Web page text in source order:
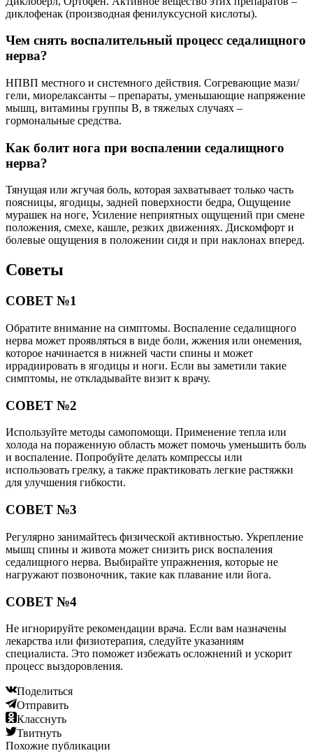
диклофенак (производная фенилуксусной кислоты).
Чем снять воспалительный процесс седалищного
нерва?
НПВП местного и системного действия. Согревающие мази/
гели, миорелаксанты – препараты, уменьшающие напряжение
мышц, витамины группы B, в тяжелых случаях –
гормональные средства.
Как болит нога при воспалении седалищного
нерва?
Тянущая или жгучая боль, которая захватывает только часть
поясницы, ягодицы, задней поверхности бедра, Ощущение
мурашек на ноге, Усиление неприятных ощущений при смене
положения, смехе, кашле, резких движениях. Дискомфорт и
болевые ощущения в положении сидя и при наклонах вперед.
Советы
СОВЕТ №1
Обратите внимание на симптомы. Воспаление седалищного
нерва может проявляться в виде боли, жжения или онемения,
которое начинается в нижней части спины и может
иррадиировать в ягодицы и ноги. Если вы заметили такие
симптомы, не откладывайте визит к врачу.
СОВЕТ №2
Используйте методы самопомощи. Применение тепла или
холода на пораженную область может помочь уменьшить боль
и воспаление. Попробуйте делать компрессы или
использовать грелку, а также практиковать легкие растяжки
для улучшения гибкости.
СОВЕТ №3
Регулярно занимайтесь физической активностью. Укрепление
мышц спины и живота может снизить риск воспаления
седалищного нерва. Выбирайте упражнения, которые не
нагружают позвоночник, такие как плавание или йога.
СОВЕТ №4
Не игнорируйте рекомендации врача. Если вам назначены
лекарства или физиотерапия, следуйте указаниям
специалиста. Это поможет избежать осложнений и ускорит
процесс выздоровления.
Поделиться
Отправить
Класснуть
Твитнуть
Похожие публикации